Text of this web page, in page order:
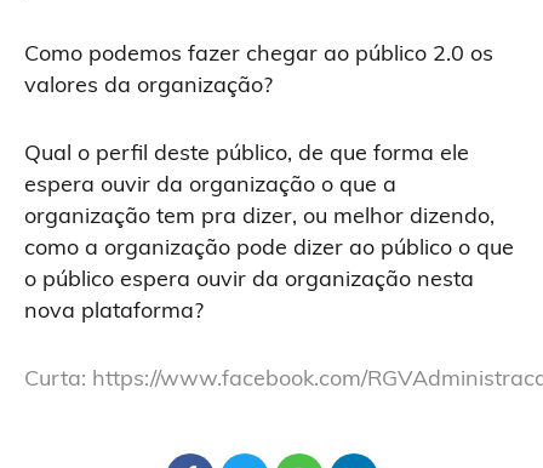
Como podemos fazer chegar ao público 2.0 os
valores da organização?
Qual o perfil deste público, de que forma ele
espera ouvir da organização o que a
organização tem pra dizer, ou melhor dizendo,
como a organização pode dizer ao público o que
o público espera ouvir da organização nesta
nova plataforma?
Curta: https://www.facebook.com/